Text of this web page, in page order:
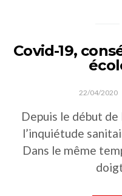
Covid-19,
22/04/2020
Depuis le début
l’inquiétude
Dans le même